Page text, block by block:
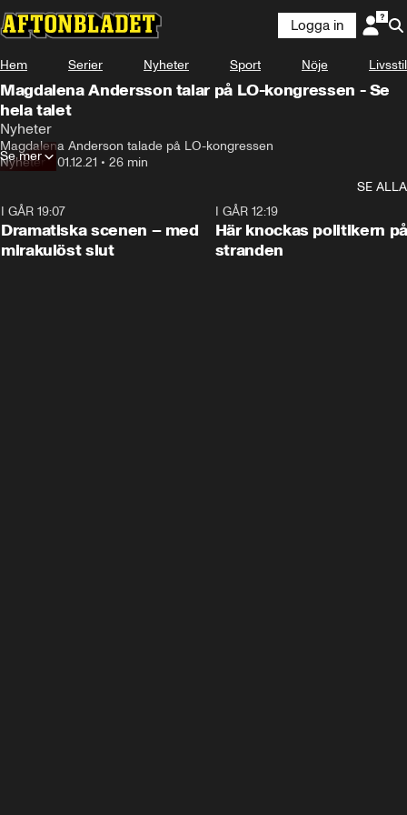
Logga in
Hem Serier Nyheter Sport Nöje Livsstil
Magdalena Andersson talar på LO-kongressen - Se
hela talet
Nyheter
Magdalena Anderson talade på LO-kongressen
Nyheter• 01.12.21 • 26 min
Se mer
SE ALLA
I GÅR 19:07
Dramatiska scenen – med
mirakulöst slut
I GÅR 12:19
Här knockas politikern på
stranden